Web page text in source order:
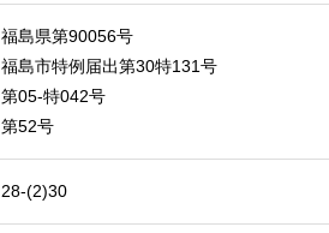
福島県第90056号
福島市特例届出第30特131号
第05-特042号
第52号
28-(2)30